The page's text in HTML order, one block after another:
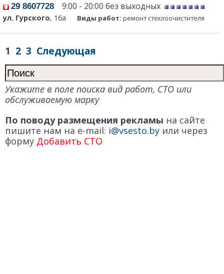
29 8607728 9:00 - 20:00 без выходных
ул. Гурского, 16а Виды работ: ремонт стеклоочистителя
1 2 3 Следующая
Укажите в поле поиска вид работ, СТО или
обслуживаемую марку
По поводу размещения рекламы на сайте
пишите нам на e-mail: i@vsesto.by или через
форму Добавить СТО